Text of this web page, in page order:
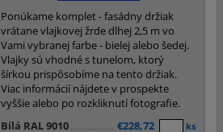
Ponúkame komplet - fasádny držiak
vrátane vlajkovej žrde dlhej 2,5 m vo
Vami vybranej farbe - bielej alebo šedej.
Vlajky sú vhodné s tunelom, ktorý
šírkou prispôsobíme na tento držiak.
Viac informácií nájdete v prospekte
vyššie alebo po rozkliknutí fotografie.
Bílá RAL 9010
€228,72 ks